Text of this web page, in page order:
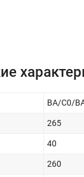
BA/C0/
265
40
260